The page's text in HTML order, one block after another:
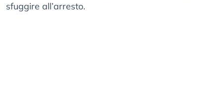
sfuggire all’arresto.